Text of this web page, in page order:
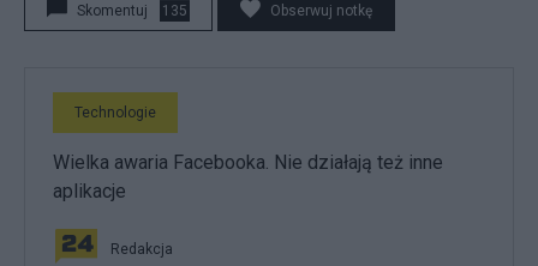
Skomentuj 135 Obserwuj notkę
Technologie
Wielka awaria Facebooka. Nie działają też inne
aplikacje
Redakcja